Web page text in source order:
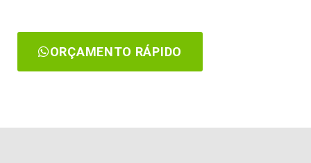
ORÇAMENTO RÁPIDO